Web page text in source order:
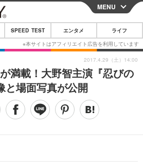
CLOSE
スマートフォン
その他
映画・ドラマ
MENU
SPEED TEST エンタメ ライフ
満載！大野智主演『忍びの
と場面写真が公開
2017.4.29（土）14:00